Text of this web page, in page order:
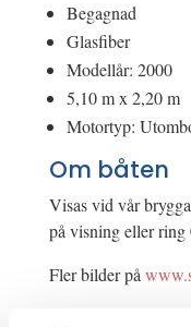
Begagnad
Glasfiber
Modellår: 2000
5,10 m x 2,20 m
Motortyp:
Om båten
Visas vid vår
på visning eller
Fler bilder på